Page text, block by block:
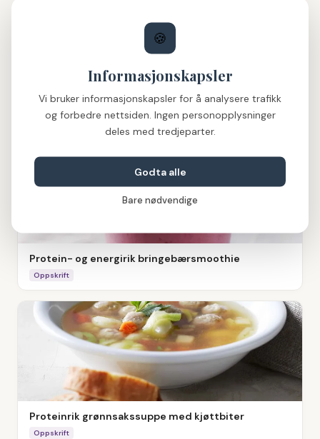
Protein- og energirik solskinnsdrikk
Oppskrift
Protein- og energirik bringebærsmoothie
Oppskrift
Proteinrik grønnsakssuppe med kjøttbiter
Oppskrift
🍪
Informasjonskapsler
Vi bruker informasjonskapsler for å analysere trafikk
og forbedre nettsiden. Ingen personopplysninger
deles med tredjeparter.
Godta alle
Bare nødvendige